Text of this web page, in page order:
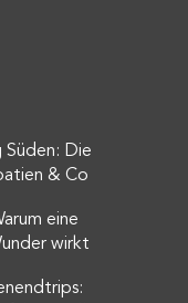
Die
& Co
eine
wirkt